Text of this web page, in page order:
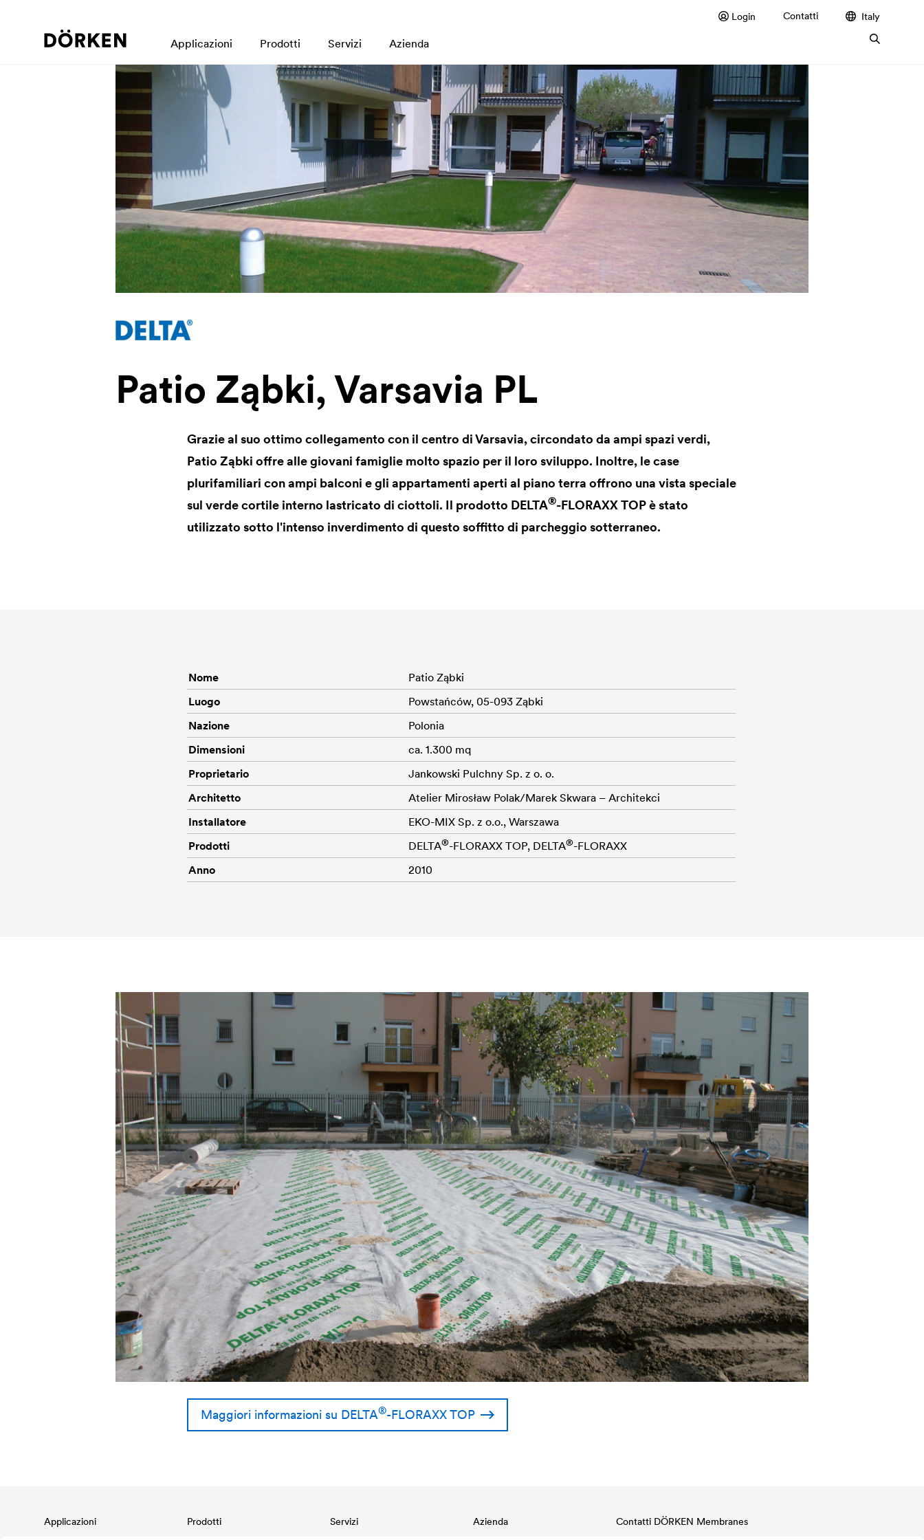
Login Contatti Italy
Applicazioni Prodotti Servizi Azienda
Patio Ząbki, Varsavia PL
Grazie al suo ottimo collegamento con il centro di Varsavia, circondato da ampi spazi verdi,
Patio Ząbki offre alle giovani famiglie molto spazio per il loro sviluppo. Inoltre, le case
plurifamiliari con ampi balconi e gli appartamenti aperti al piano terra offrono una vista speciale
sul verde cortile interno lastricato di ciottoli. Il prodotto DELTA®-FLORAXX TOP è stato
utilizzato sotto l'intenso inverdimento di questo soffitto di parcheggio sotterraneo.
Nome
Patio Ząbki
Luogo
Powstańców, 05-093 Ząbki
Nazione
Polonia
Dimensioni
ca. 1.300 mq
Proprietario
Jankowski Pulchny Sp. z o. o.
Architetto
Atelier Mirosław Polak/Marek Skwara – Architekci
Installatore
EKO-MIX Sp. z o.o., Warszawa
Prodotti
DELTA®-FLORAXX TOP, DELTA®-FLORAXX
Anno
2010
Maggiori informazioni su DELTA®-FLORAXX TOP
Applicazioni Prodotti Servizi Azienda Contatti DÖRKEN Membranes